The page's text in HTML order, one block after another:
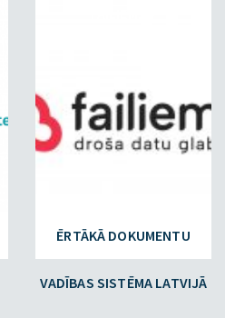
ĒRTĀKĀ DOKUMENTU
VADĪBAS SISTĒMA LATVIJĀ